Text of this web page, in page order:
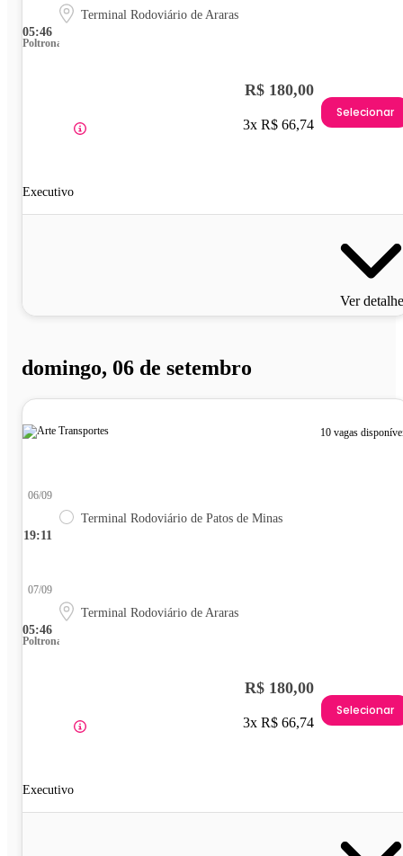
05:46
Terminal Rodoviário de Araras
Poltrona
Executivo
R$ 180,00
3x R$ 66,74
Selecionar
Ver
domingo, 06 de setembro
10 vagas
19:11
06/09
Terminal Rodoviário de Patos de Minas
05:46
07/09
Terminal Rodoviário de Araras
Poltrona
Executivo
R$ 180,00
3x R$ 66,74
Selecionar